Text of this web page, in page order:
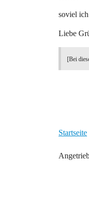
soviel
Liebe
[Bei
Startseite